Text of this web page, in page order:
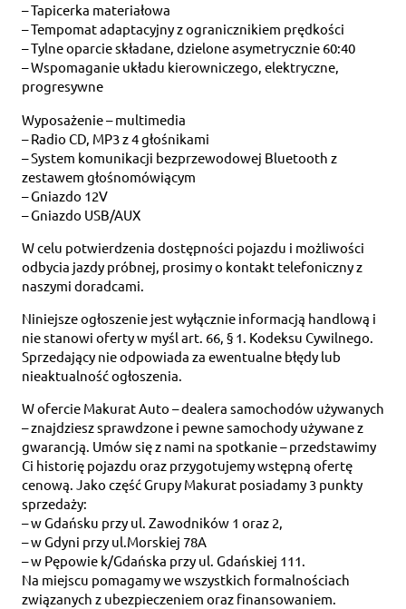
– Tapicerka materiałowa
– Tempomat adaptacyjny z ogranicznikiem prędkości
– Tylne oparcie składane, dzielone asymetrycznie 60:40
– Wspomaganie układu kierowniczego, elektryczne,
progresywne
Wyposażenie – multimedia
– Radio CD, MP3 z 4 głośnikami
– System komunikacji bezprzewodowej Bluetooth z
zestawem głośnomówiącym
– Gniazdo 12V
– Gniazdo USB/AUX
W celu potwierdzenia dostępności pojazdu i możliwości
odbycia jazdy próbnej, prosimy o kontakt telefoniczny z
naszymi doradcami.
Niniejsze ogłoszenie jest wyłącznie informacją handlową i
nie stanowi oferty w myśl art. 66, § 1. Kodeksu Cywilnego.
Sprzedający nie odpowiada za ewentualne błędy lub
nieaktualność ogłoszenia.
W ofercie Makurat Auto – dealera samochodów używanych
– znajdziesz sprawdzone i pewne samochody używane z
gwarancją. Umów się z nami na spotkanie – przedstawimy
Ci historię pojazdu oraz przygotujemy wstępną ofertę
cenową. Jako część Grupy Makurat posiadamy 3 punkty
sprzedaży:
– w Gdańsku przy ul. Zawodników 1 oraz 2,
– w Gdyni przy ul.Morskiej 78A
– w Pępowie k/Gdańska przy ul. Gdańskiej 111.
Na miejscu pomagamy we wszystkich formalnościach
związanych z ubezpieczeniem oraz finansowaniem.